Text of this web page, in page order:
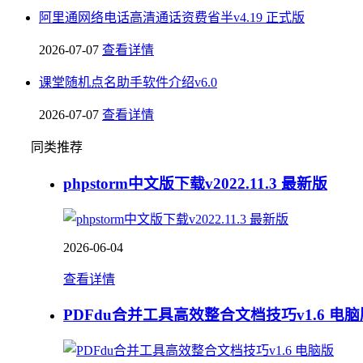
阿里通网络电话高清通话资费省半v4.19 正式版
2026-07-07 查看详情
课堂随机点名助手软件介绍v6.0
2026-07-07 查看详情
同类推荐
phpstorm中文版下载v2022.11.3 最新版
2026-06-04
查看详情
PDFdu合并工具高效整合文档技巧v1.6 电脑